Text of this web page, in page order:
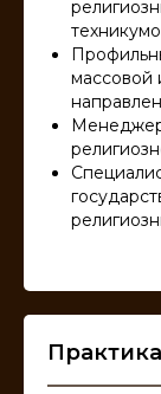
массовой
Практика